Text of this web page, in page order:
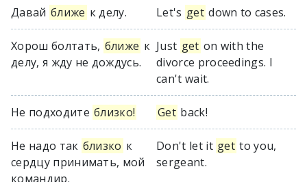
Давай ближе к делу. Let's get down to cases.
Хорош болтать, ближе к
делу, я жду не дождусь.
Just get on with the
divorce proceedings. I
can't wait.
Не подходите близко! Get back!
Не надо так близко к
сердцу принимать, мой
командир.
Don't let it get to you,
sergeant.